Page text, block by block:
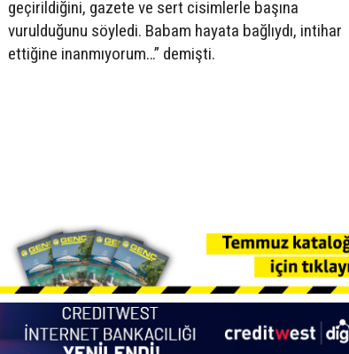
geçirildiğini, gazete ve sert cisimlerle başına
vurulduğunu söyledi. Babam hayata bağlıydı, intihar
ettiğine inanmıyorum…” demişti.